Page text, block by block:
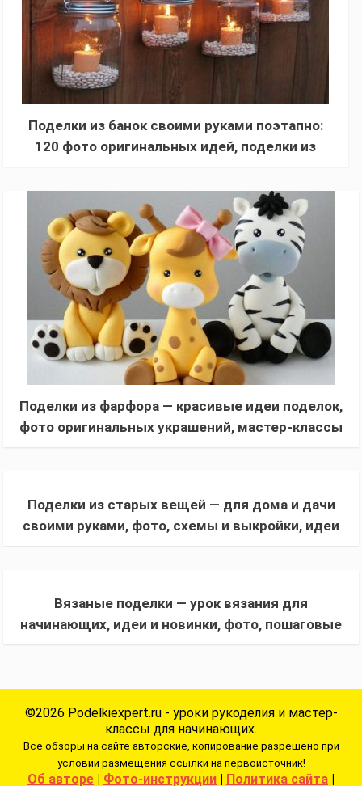
Поделки из банок своими руками поэтапно:
120 фото оригинальных идей, поделки из
Поделки из фарфора — красивые идеи поделок,
фото оригинальных украшений, мастер-классы
Поделки из старых вещей — для дома и дачи
своими руками, фото, схемы и выкройки, идеи
Вязаные поделки — урок вязания для
начинающих, идеи и новинки, фото, пошаговые
©2026 Podelkiexpert.ru - уроки рукоделия и мастер-
классы для начинающих.
Все обзоры на сайте авторские, копирование разрешено при
условии размещения ссылки на первоисточник!
Об авторе Фото-инструкции Политика сайта